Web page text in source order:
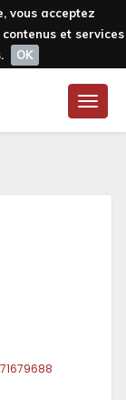
vous acceptez
et services
OK
Toggle